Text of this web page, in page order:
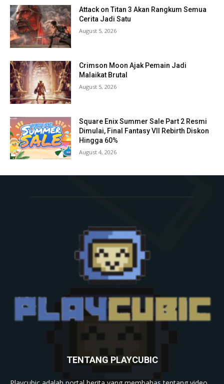
Attack on Titan 3 Akan Rangkum Semua
Cerita Jadi Satu
August 5, 2026
Crimson Moon Ajak Pemain Jadi
Malaikat Brutal
August 5, 2026
Square Enix Summer Sale Part 2 Resmi
Dimulai, Final Fantasy VII Rebirth Diskon
Hingga 60%
August 4, 2026
TENTANG PLAYCUBIC